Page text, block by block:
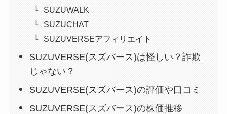
SUZUWALK
SUZUCHAT
SUZUVERSEアフィリエイト
SUZUVERSE(スズバース)は怪しい？詐欺
じゃない？
SUZUVERSE(スズバース)の評価や口コミ
SUZUVERSE(スズバース)の株価推移